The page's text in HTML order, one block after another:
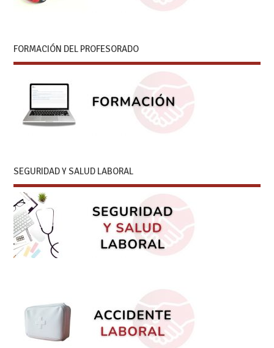
FORMACIÓN DEL PROFESORADO
SEGURIDAD Y SALUD LABORAL